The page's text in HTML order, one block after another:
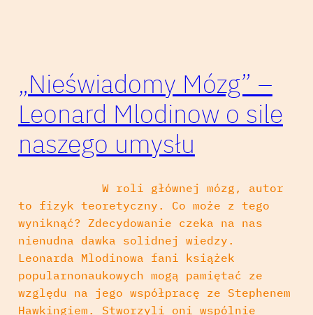
„Nieświadomy Mózg” –
Leonard Mlodinow o sile
naszego umysłu
W roli głównej mózg, autor
to fizyk teoretyczny. Co może z tego
wyniknąć? Zdecydowanie czeka na nas
nienudna dawka solidnej wiedzy.
Leonarda Mlodinowa fani książek
popularnonaukowych mogą pamiętać ze
względu na jego współpracę ze Stephenem
Hawkingiem. Stworzyli oni wspólnie